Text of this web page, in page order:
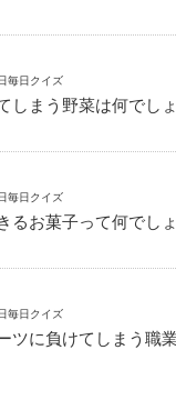
毎日クイズ
しまう野菜は何でし
毎日クイズ
るお菓子って何でし
毎日クイズ
ツに負けてしまう職